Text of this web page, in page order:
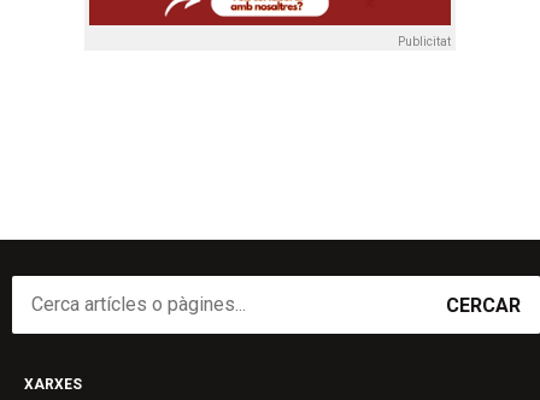
Publicitat
CERCAR
XARXES